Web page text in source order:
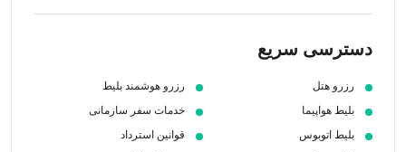
دسترسی سریع
رزرو هتل
بلیط هواپیما
بلیط اتوبوس
رزرو هوشمند بلیط
خدمات سفر سازمانی
قوانین استرداد